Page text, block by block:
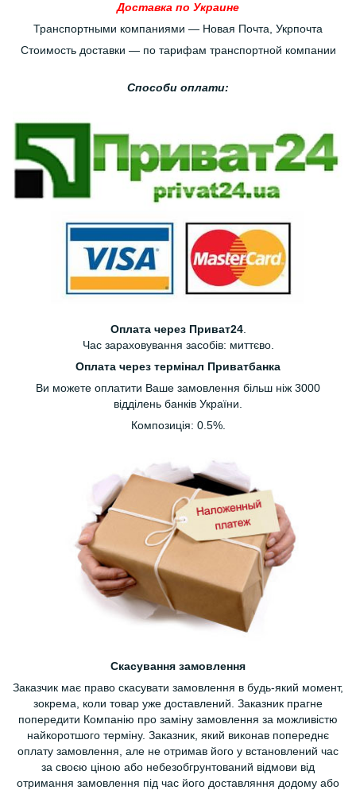
Доставка по Украине
Транспортными компаниями — Новая Почта, Укрпочта
Стоимость доставки — по тарифам транспортной компании
Способи оплати:
Оплата через Приват24.
Час зараховування засобів: миттєво.
Оплата через термінал Приватбанка
Ви можете оплатити Ваше замовлення більш ніж 3000
відділень банків України.
Композиція: 0.5%.
Скасування замовлення
Заказчик має право скасувати замовлення в будь-який момент,
зокрема, коли товар уже доставлений. Заказник прагне
попередити Компанію про заміну замовлення за можливістю
найкоротшого терміну. Заказник, який виконав попереднє
оплату замовлення, але не отримав його у встановлений час
за своєю ціною або небезобгрунтований відмови від
отримання замовлення під час його доставляння додому або